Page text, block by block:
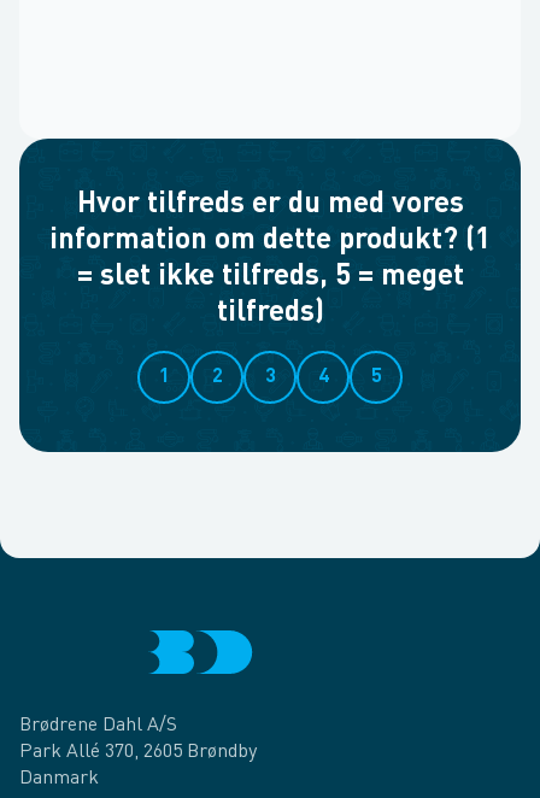
Hvor tilfreds er du med vores
information om dette produkt? (1
= slet ikke tilfreds, 5 = meget
tilfreds)
1 2 3 4 5
Brødrene Dahl A/S
Park Allé 370, 2605 Brøndby
Danmark